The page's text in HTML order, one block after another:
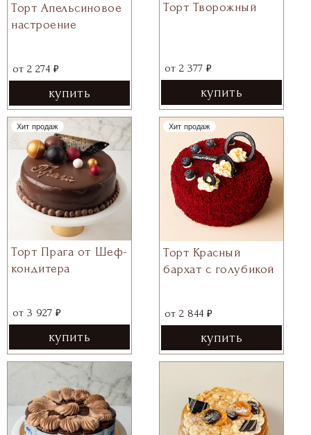
Торт Апельсиновое
настроение
от 2 274 ₽
купить
Торт Творожный
от 2 377 ₽
купить
Торт Прага от Шеф-
кондитера
от 3 927 ₽
купить
Хит продаж
Торт Красный
бархат с голубикой
от 2 844 ₽
купить
Хит продаж